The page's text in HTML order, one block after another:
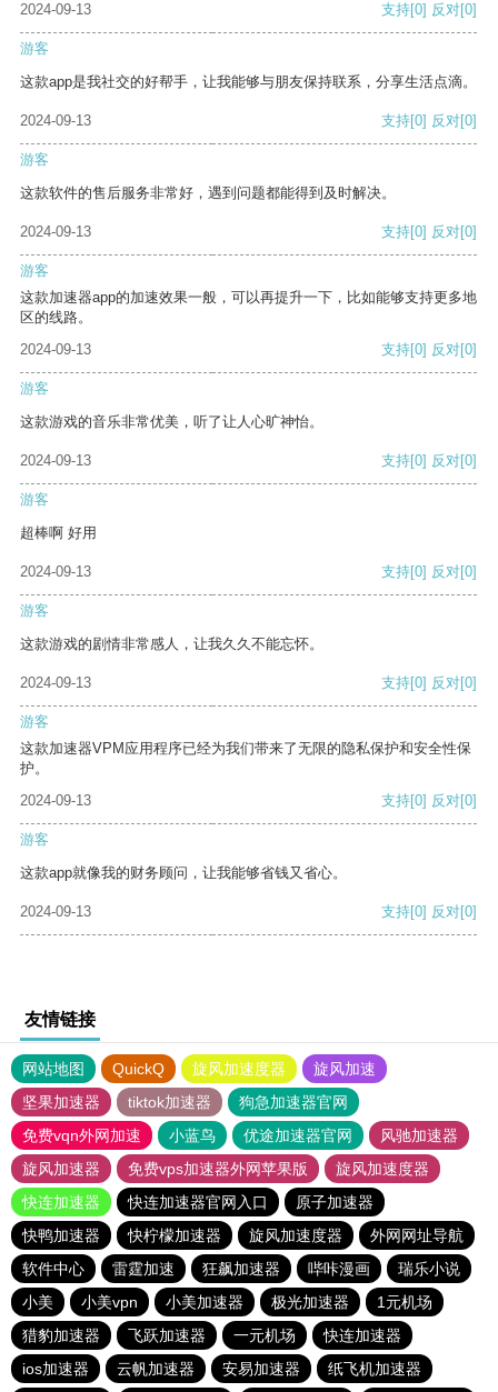
2024-09-13
支持[0] 反对[0]
游客
这款app是我社交的好帮手，让我能够与朋友保持联系，分享生活点滴。
2024-09-13 支持[0] 反对[0]
游客
这款软件的售后服务非常好，遇到问题都能得到及时解决。
2024-09-13 支持[0] 反对[0]
游客
这款加速器app的加速效果一般，可以再提升一下，比如能够支持更多地
区的线路。
2024-09-13
支持[0] 反对[0]
游客
这款游戏的音乐非常优美，听了让人心旷神怡。
2024-09-13 支持[0] 反对[0]
游客
超棒啊 好用
2024-09-13 支持[0] 反对[0]
游客
这款游戏的剧情非常感人，让我久久不能忘怀。
2024-09-13 支持[0] 反对[0]
游客
这款加速器VPM应用程序已经为我们带来了无限的隐私保护和安全性保
护。
2024-09-13
支持[0] 反对[0]
游客
这款app就像我的财务顾问，让我能够省钱又省心。
2024-09-13 支持[0] 反对[0]
友情链接
网站地图 QuickQ 旋风加速度器
旋风加速
坚果加速器
tiktok加速器
狗急加速器官网
免费vqn外网加速
小蓝鸟 优途加速器官网
风驰加速器
旋风加速器
免费vps加速器外网苹果版
旋风加速度器
快连加速器
快连加速器官网入口
原子加速器
快鸭加速器
快柠檬加速器 旋风加速度器
外网网址导航
软件中心
雷霆加速 狂飙加速器 哔咔漫画
瑞乐小说
小美
小美vpn 小美加速器 极光加速器
1元机场
猎豹加速器
飞跃加速器 一元机场
快连加速器
ios加速器
云帆加速器 安易加速器 纸飞机加速器